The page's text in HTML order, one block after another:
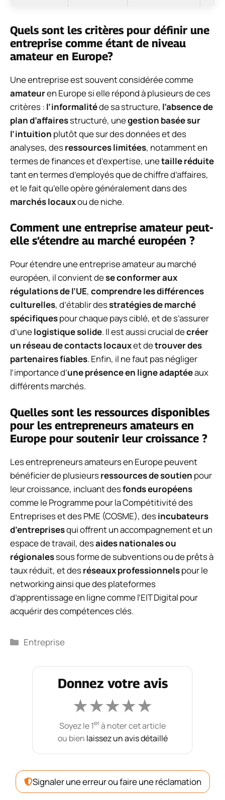
Quels sont les critères pour définir une
entreprise comme étant de niveau
amateur en Europe?
Une entreprise est souvent considérée comme
amateuren Europe si elle répond à plusieurs de ces
critères : l’informalitéde sa structure, l’absence de
plan d’affairesstructuré, unegestion basée sur
l’intuition plutôt que sur des données et des
analyses, desressources limitées, notamment en
termes de finances et d’expertise, unetaille réduite
tant en termes d’employés que de chiffre d’affaires,
et le fait qu’elle opère généralement dans des
marchés locauxou de niche.
Comment une entreprise amateur peut-
elle s’étendre au marché européen ?
Pour étendre une entreprise amateur au marché
européen, il convient dese conformer aux
régulations de l’UE, comprendre les différences
culturelles, d’établir desstratégies de marché
spécifiquespour chaque pays ciblé, et de s’assurer
d’unelogistique solide. Il est aussi crucial decréer
un réseau de contacts locauxet detrouver des
partenaires fiables. Enfin, il ne faut pas négliger
l’importance d’une présence en ligne adaptéeaux
différents marchés.
Quelles sont les ressources disponibles
pour les entrepreneurs amateurs en
Europe pour soutenir leur croissance ?
Les entrepreneurs amateurs en Europe peuvent
bénéficier de plusieursressources de soutien pour
leur croissance, incluant desfonds européens
comme le Programme pour la Compétitivité des
Entreprises et des PME (COSME), desincubateurs
d’entreprisesqui offrent un accompagnement et un
espace de travail, desaides nationales ou
régionalessous forme de subventions ou de prêts à
taux réduit, et desréseaux professionnelspour le
networking ainsi que des plateformes
d’apprentissage en ligne comme l’EIT Digital pour
acquérir des compétences clés.
Catégories
Entreprise
Donnez votre avis
★★★★★
Soyez le 1erà noter cet article
ou bien laissez un avis détaillé
Signaler une erreur ou faire une réclamation